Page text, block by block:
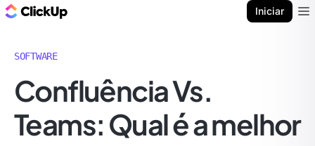
Iniciar
SOFTWARE
Confluência Vs.
Teams: Qual é a melhor